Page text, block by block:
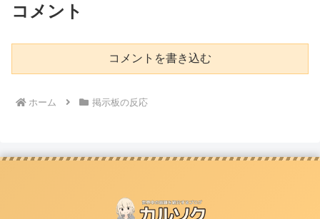
コメント
コメントを書き込む
ホーム 掲示板の反応